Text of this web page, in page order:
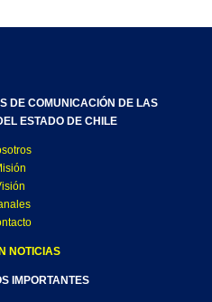
DE COMUNICACIÓN DE LAS
ESTADO DE CHILE
NOTICIAS
IMPORTANTES